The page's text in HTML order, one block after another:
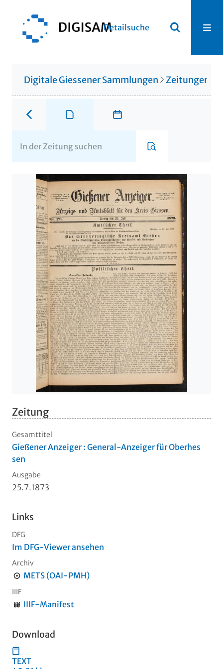
Detailsuche
Digitale Giessener Sammlungen Zeitungen
Zeitung
Gesamttitel
Gießener Anzeiger : General-Anzeiger für Oberhes
sen
Ausgabe
25.7.1873
Links
DFG
Im DFG-Viewer ansehen
Archiv
METS (OAI-PMH)
IIIF
IIIF-Manifest
Download
TEXT